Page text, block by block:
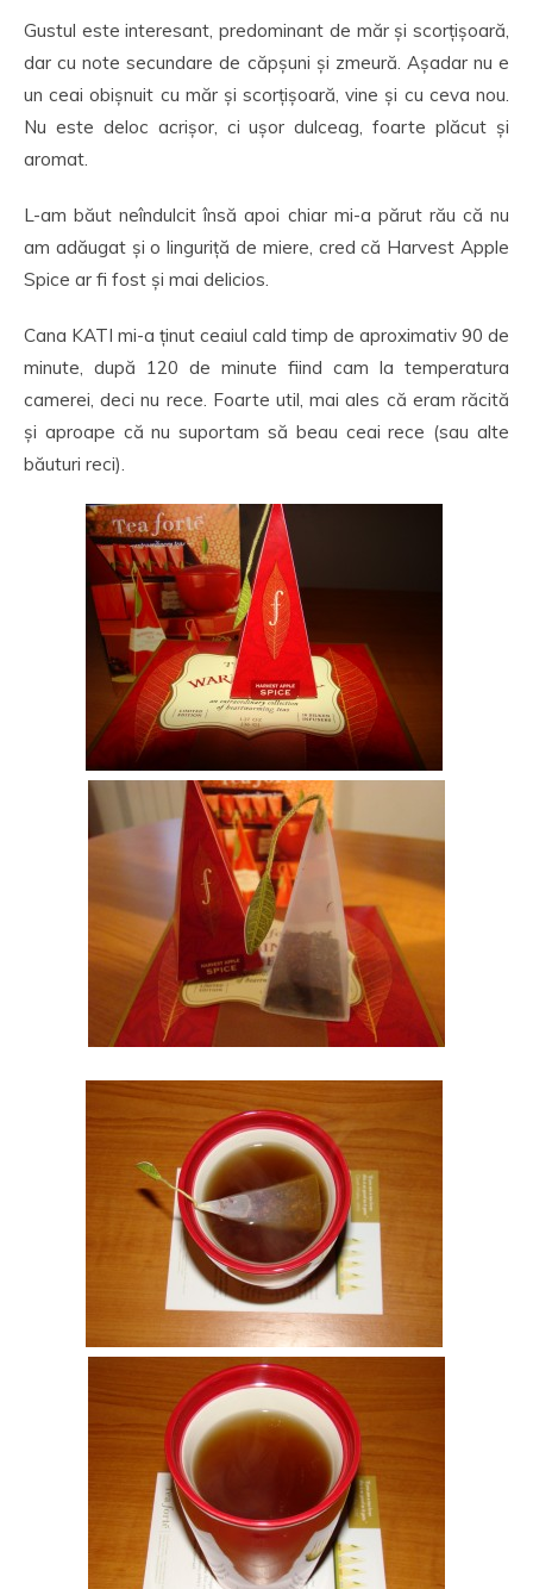
Gustul este interesant, predominant de măr și scorțișoară,
dar cu note secundare de căpșuni și zmeură. Așadar nu e
un ceai obișnuit cu măr și scorțișoară, vine și cu ceva nou.
Nu este deloc acrișor, ci ușor dulceag, foarte plăcut și
aromat.
L-am băut neîndulcit însă apoi chiar mi-a părut rău că nu
am adăugat și o linguriță de miere, cred că Harvest Apple
Spice ar fi fost și mai delicios.
Cana KATI mi-a ținut ceaiul cald timp de aproximativ 90 de
minute, după 120 de minute fiind cam la temperatura
camerei, deci nu rece. Foarte util, mai ales că eram răcită
și aproape că nu suportam să beau ceai rece (sau alte
băuturi reci).